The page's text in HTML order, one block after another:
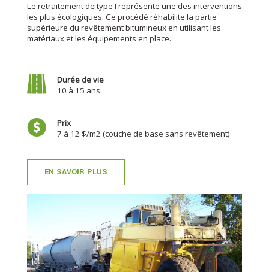
Le retraitement de type I représente une des interventions
les plus écologiques. Ce procédé réhabilite la partie
supérieure du revêtement bitumineux en utilisant les
matériaux et les équipements en place.
Durée de vie
10 à 15 ans
Prix
7 à 12 $/m2 (couche de base sans revêtement)
EN SAVOIR PLUS